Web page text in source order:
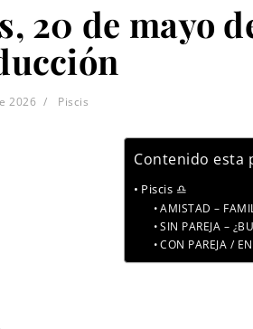
20 de mayo
2026 Piscis
Contenido esta
Piscis ♎
AMISTAD –
SIN PAREJA –
CON PAREJA /